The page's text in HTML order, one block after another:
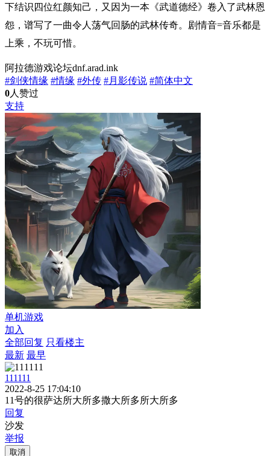
下结识四位红颜知己，又因为一本《武道德经》卷入了武林恩
怨，谱写了一曲令人荡气回肠的武林传奇。剧情音=音乐都是
上乘，不玩可惜。
阿拉德游戏论坛dnf.arad.ink
#剑侠情缘 #情缘 #外传 #月影传说 #简体中文
0人赞过
支持
单机游戏
加入
全部回复 只看楼主
最新 最早
111111
2022-8-25 17:04:10
11号的很萨达所大所多撒大所多所大所多
回复
沙发
举报
取消